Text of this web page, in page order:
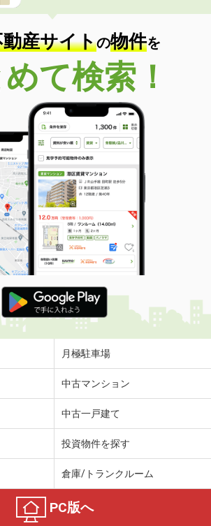
産サイトの物件を
て検索！
月極駐車場
中古マンション
中古一戸建て
投資物件を探す
倉庫/トランクルーム
PC版へ